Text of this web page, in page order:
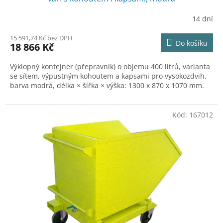
M
A
14 dní
15 591,74 Kč bez DPH
18 866 Kč Do košíku
Výklopný kontejner (přepravník) o objemu 400 litrů, varianta
se sítem, výpustným kohoutem a kapsami pro vysokozdvih,
barva modrá, délka × šířka × výška: 1300 x 870 x 1070 mm.
Kód: 167012